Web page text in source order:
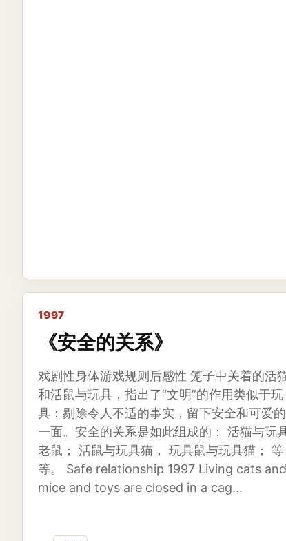
1997
《安全的关系》
戏剧性身体游戏规则后感性 笼子中关着的活
和活鼠与玩具，指出了“文明”的作用类似于玩
具：剔除令人不适的事实，留下安全和可爱的
一面。安全的关系是如此组成的： 活猫与玩
老鼠； 活鼠与玩具猫， 玩具鼠与玩具猫； 等
等。 Safe relationship 1997 Living cats and
mice and toys are closed in a cag...